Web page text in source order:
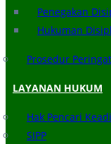
Penegakan
Hukuman
Prosedur
LAYANAN HUKUM
Hak Pencari
SIPP